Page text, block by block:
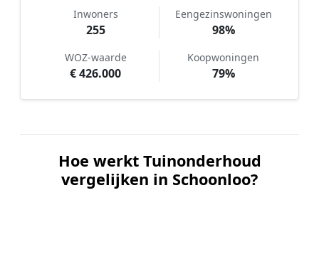
Inwoners
255
Eengezinswoningen
98%
WOZ-waarde
€ 426.000
Koopwoningen
79%
Hoe werkt Tuinonderhoud
vergelijken in Schoonloo?